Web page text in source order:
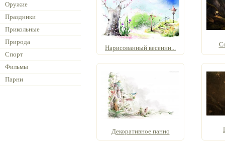
Оружие
Праздники
Прикольные
Природа
Спорт
Фильмы
Парни
Нарисованный весенни...
Декоративное панно